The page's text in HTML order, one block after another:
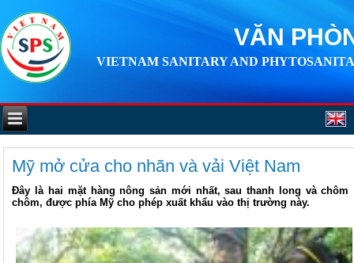
VĂN
VIETNAM SANITARY AND
Mỹ mở cửa cho nhãn và vải Việt Nam
Đây là hai mặt hàng nông sản mới nhất, sau thanh long và chôm
chôm, được phía Mỹ cho phép xuất khẩu vào thị trường này.